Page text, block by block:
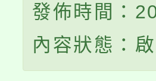
發佈時間：
內容狀態：